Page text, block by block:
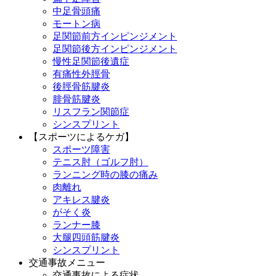
中足骨頭痛
モートン病
足関節前方インピンジメント
足関節後方インピンジメント
慢性足関節後遺症
有痛性外脛骨
後脛骨筋腱炎
腓骨筋腱炎
リスフラン関節症
シンスプリント
【スポーツによるケガ】
スポーツ障害
テニス肘（ゴルフ肘）
ランニング時の膝の痛み
肉離れ
アキレス腱炎
がそく炎
ランナー膝
大腿四頭筋腱炎
シンスプリント
交通事故メニュー